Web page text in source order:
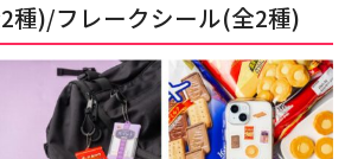
種)/フレークシール(全2種)